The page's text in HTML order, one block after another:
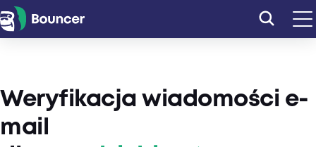
Przejdź
do
Weryfikacja wiadomości e-
mail